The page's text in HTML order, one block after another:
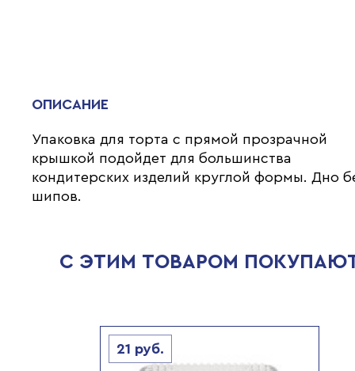
ОПИСАНИЕ
Упаковка для торта с прямой прозрачной
крышкой подойдет для большинства
кондитерских изделий круглой формы. Дно
шипов.
С ЭТИМ ТОВАРОМ
21 руб.